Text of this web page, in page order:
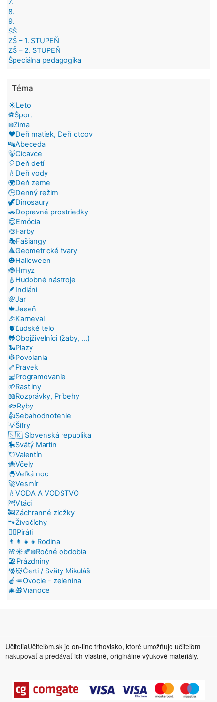
7.
8.
9.
SŠ
ZŠ – 1. STUPEŇ
ZŠ – 2. STUPEŇ
Špeciálna pedagogika
Téma
☀️Leto
⚽Šport
❄️Zima
❤️Deň matiek, Deň otcov
🔤Abeceda
🐻Cicavce
🎈Deň detí
💧Deň vody
🌍Deň zeme
🕒Denný režim
🦖Dinosaury
🚗Dopravné prostriedky
😊Emócia
🎨Farby
🎭Fašiangy
🔺Geometrické tvary
🎃Halloween
🐞Hmyz
🎸Hudobné nástroje
🪶Indiáni
🌸Jar
🍁Jeseň
🎉Karneval
🫀Ľudské telo
🐸Obojživelníci (žaby, ...)
🐍Plazy
👷Povolania
🦴Pravek
💻Programovanie
🌱Rastliny
📖Rozprávky, Príbehy
🐟Ryby
👍Sebahodnotenie
💡Šifry
🇸🇰 Slovenská republika
🎠Svätý Martin
💘Valentín
🐝Včely
🐣Veľká noc
🚀Vesmír
💧VODA A VODSTVO
🦉Vtáci
🚒Záchranné zložky
🐾Živočíchy
🏴‍☠️Piráti
👨‍👩‍👧‍👦Rodina
🌸☀️🍂❄️Ročné obdobia
🏖️Prázdniny
🎅👹Čerti / Svätý Mikuláš
🍎🥕Ovocie - zelenina
🎄🎁Vianoce
UčiteliaUčiteľom.sk je on-line trhovisko, ktoré umožňuje učiteľom
nakupovať a predávať ich vlastné, originálne výukové materiály.